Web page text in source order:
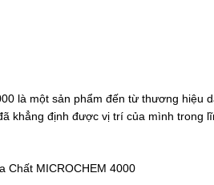
là một sản phẩm đến từ thương hiệu
khẳng định được vị trí của mình trong
Chất MICROCHEM 4000